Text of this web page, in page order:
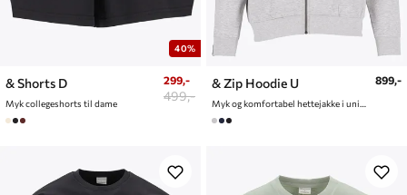
40%
& Shorts D
Myk collegeshorts til dame
299,-
499,-
& Zip Hoodie U
Myk og komfortabel hettejakke i unisex
899,-